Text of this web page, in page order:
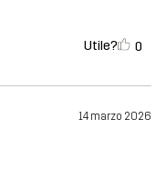
Utile? 0
14 marzo 2026